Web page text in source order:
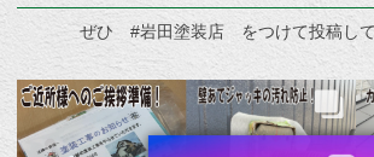
ぜひ #岩田塗装店 をつけて投稿して